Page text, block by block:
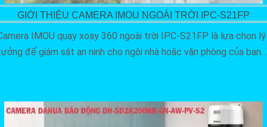
GIỚI THIỆU CAMERA IMOU NGOÀI TRỜI IPC-S21FP
IMOU quay xoay 360 ngoài trời IPC-S21FP là lựa chọn lý
để giám sát an ninh cho ngôi nhà hoặc văn phòng của bạn. .